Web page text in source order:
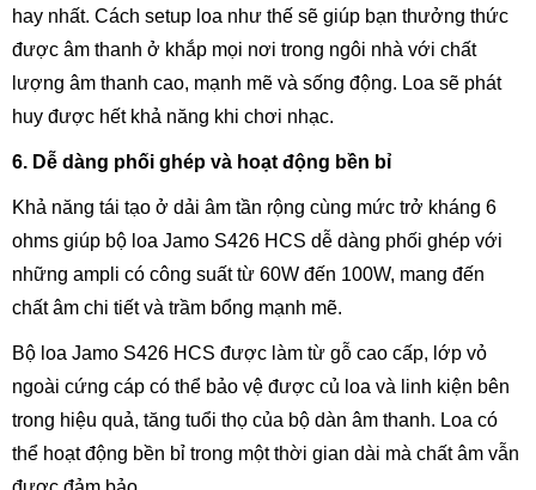
hay nhất. Cách setup loa như thế sẽ giúp bạn thưởng thức
được âm thanh ở khắp mọi nơi trong ngôi nhà với chất
lượng âm thanh cao, mạnh mẽ và sống động. Loa sẽ phát
huy được hết khả năng khi chơi nhạc.
6. Dễ dàng phối ghép và hoạt động bền bỉ
Khả năng tái tạo ở dải âm tần rộng cùng mức trở kháng 6
ohms giúp bộ loa Jamo S426 HCS dễ dàng phối ghép với
những ampli có công suất từ 60W đến 100W, mang đến
chất âm chi tiết và trầm bổng mạnh mẽ.
Bộ loa Jamo S426 HCS được làm từ gỗ cao cấp, lớp vỏ
ngoài cứng cáp có thể bảo vệ được củ loa và linh kiện bên
trong hiệu quả, tăng tuổi thọ của bộ dàn âm thanh. Loa có
thể hoạt động bền bỉ trong một thời gian dài mà chất âm vẫn